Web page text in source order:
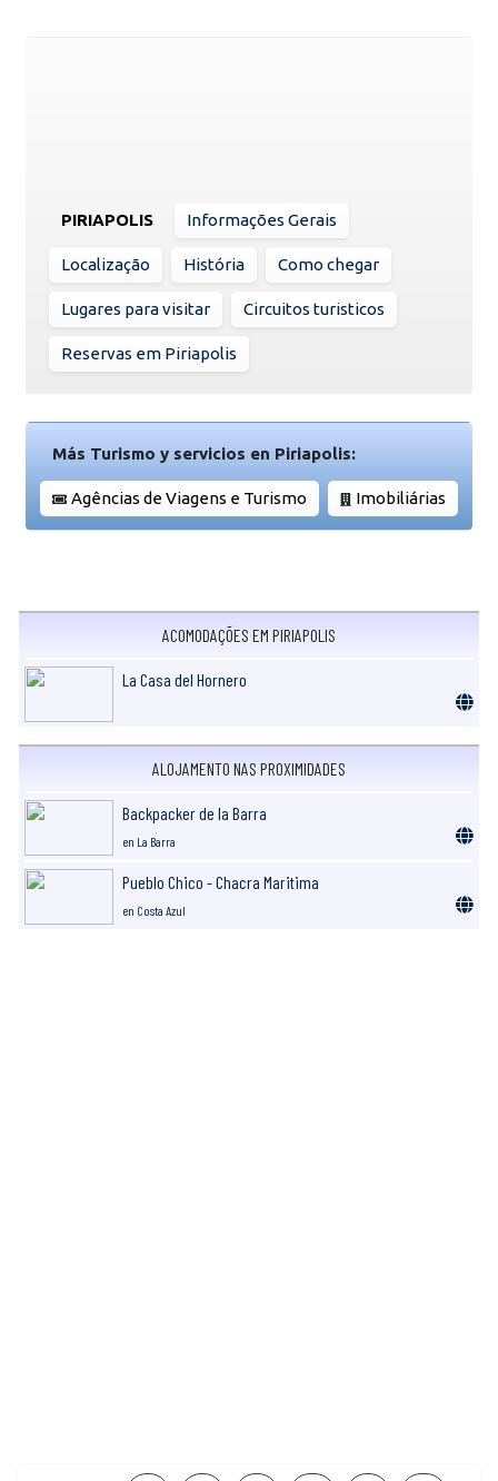
PIRIAPOLIS Informações Gerais
Localização História Como chegar
Lugares para visitar Circuitos turisticos
Reservas em Piriapolis
Más Turismo y servicios en Piriapolis:
Agências de Viagens e Turismo Imobiliárias
ACOMODAÇÕES EM PIRIAPOLIS
La Casa del Hornero
ALOJAMENTO NAS PROXIMIDADES
Backpacker de la Barra
en La Barra
Pueblo Chico - Chacra Maritima
en Costa Azul